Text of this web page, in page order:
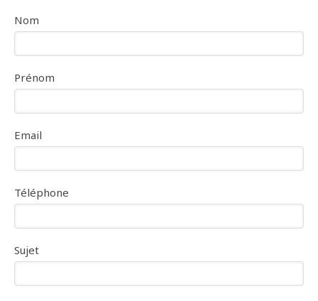
Nom
Prénom
Email
Téléphone
Sujet